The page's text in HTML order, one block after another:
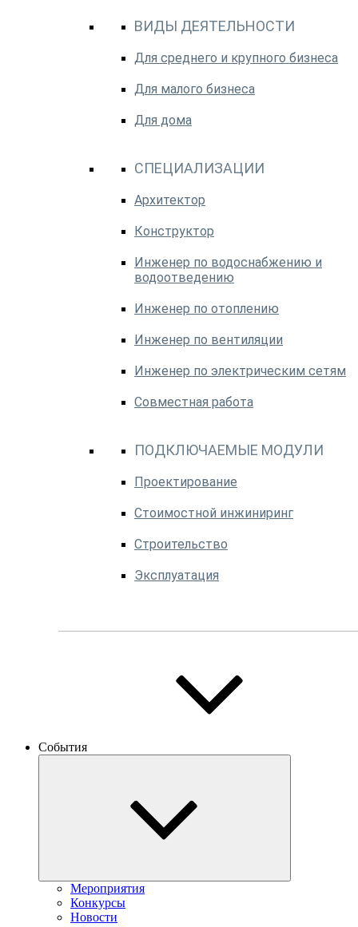
ВИДЫ ДЕЯТЕЛЬНОСТИ
Для среднего и крупного бизнеса
Для малого бизнеса
Для дома
СПЕЦИАЛИЗАЦИИ
Архитектор
Конструктор
Инженер по водоснабжению и
водоотведению
Инженер по отоплению
Инженер по вентиляции
Инженер по электрическим сетям
Совместная работа
ПОДКЛЮЧАЕМЫЕ МОДУЛИ
Проектирование
Стоимостной инжиниринг
Строительство
Эксплуатация
События
Мероприятия
Конкурсы
Новости